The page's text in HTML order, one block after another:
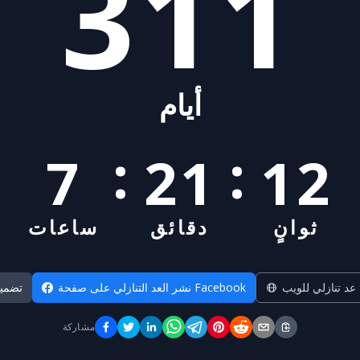
أيام
7
ساعات
: 21
دقائق
: 11
ثوانٍ
نشر العد التنازلي على صفحة Facebook عد تنازلي للويب
مشاركة